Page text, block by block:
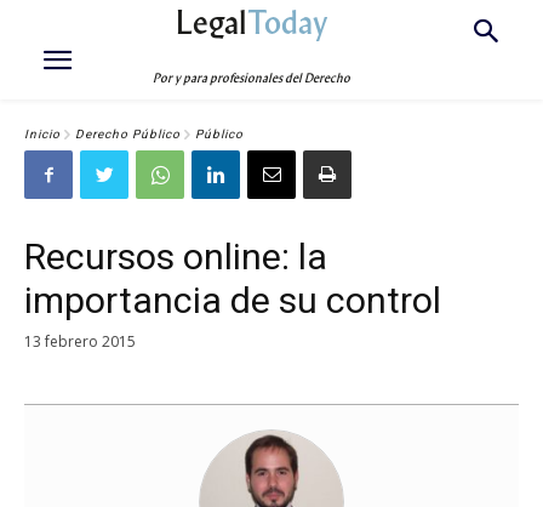
LegalToday
Por y para profesionales del Derecho
Inicio Derecho Público Público
Recursos online: la
importancia de su control
13 febrero 2015